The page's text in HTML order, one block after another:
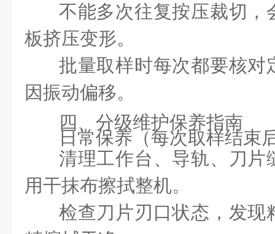
不能多次往复按压裁切，
板挤压变形。
批量取样时每次都要核对
因振动偏移。
四、分级维护保养指南
日常保养（每次取样结束
清理工作台、导轨、刀片
用干抹布擦拭整机。
检查刀片刃口状态，发现